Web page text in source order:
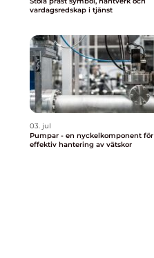
vardagsredskap i tjänst
03. jul
Pumpar - en nyckelkomponent för
effektiv hantering av vätskor